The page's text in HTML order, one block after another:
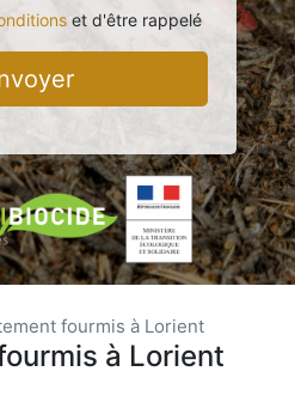
et d'être rappelé
fourmis à Lorient
à Lorient